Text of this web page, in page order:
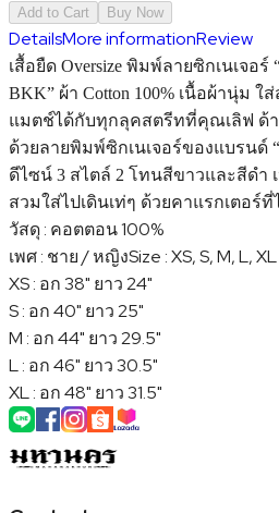
Add to Cart Buy Now
DetailsMore informationReview
เสื้อยืด Oversize พิมพ์ลายซิกเนเจอร์
BKK” ผ้า Cotton 100% เนื้อผ้านุ่ม
แมตช์ได้กับทุกลุคสตรีทที่คุณเลิฟ ด้า
ด้วยลายพิมพ์ซิกเนเจอร์ของแบรนด์
ดีไซน์ 3 สไตล์ 2 โทนสีขาวและสีดำ
สวมใส่ไปเดินเท่ๆ ด้วยคาแรกเตอร์
วัสดุ : คอตตอน 100%
เพศ : ชาย / หญิงSize : XS, S, M, L, XL
XS : อก 38" ยาว 24"
S : อก 40" ยาว 25"
M : อก 44" ยาว 29.5"
L : อก 46" ยาว 30.5"
XL : อก 48" ยาว 31.5"